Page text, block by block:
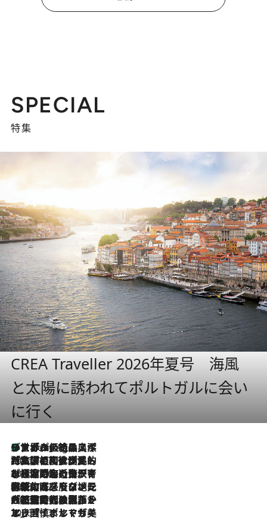
SPECIAL
特集
CREA Traveller 2026年夏号 海風
と太陽に誘われてポルトガルに会い
に行く
1 Hour Ago
リスボンの絶品スイーツ「パステル・デ・ナタ」とは？ポルトガル伝統の奥深い世界へ
2026.7.27
「私の祖国はポルトガル語です」国民的詩人フェルナンド・ペソアと、彼が愛した文学の街を歩く
2026.7.26
ポルトガル近海が育む極上の海の幸。キリリと冷えた白ワインと愉しむ、シーフード専門店の贅沢
2026.7.22
伝統の味をモダンに昇華。高感度な地元客が集う、リスボンの最旬ガストロノミー
2026.7.21
大航海時代の栄華から、震災、独裁、そして革命へ。ポルトガル・首都リスボンの石畳に刻まれた「歴史の光と影」
2026.7.13
エッセイ・ヤマザキマリ「慎ましくも美しき国 ポルトガル」